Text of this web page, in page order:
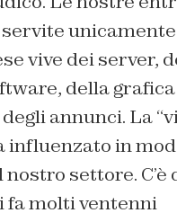
vive dei server,
della
annunci. La
influenzato in
settore. C’è
fa molti ventenni